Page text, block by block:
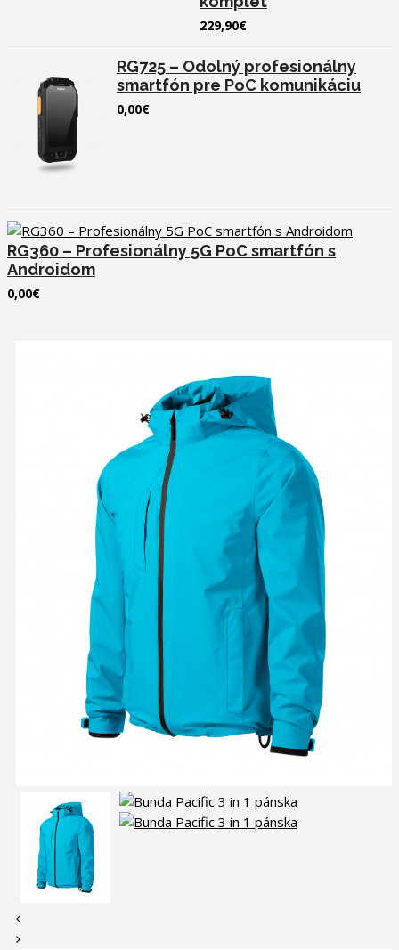
229,90€
RG725 – Odolný profesionálny
smartfón pre PoC komunikáciu
0,00€
RG360 – Profesionálny 5G PoC smartfón s
Androidom
0,00€